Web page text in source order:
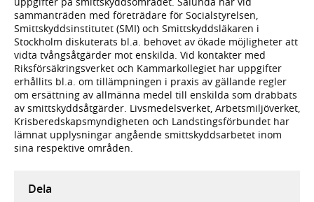
sammanträden med företrädare för Socialstyrelsen,
Smittskyddsinstitutet (SMI) och Smittskyddsläkaren i
Stockholm diskuterats bl.a. behovet av ökade möjligheter att
vidta tvångsåtgärder mot enskilda. Vid kontakter med
Riksförsäkringsverket och Kammarkollegiet har uppgifter
erhållits bl.a. om tillämpningen i praxis av gällande regler
om ersättning av allmänna medel till enskilda som drabbats
av smittskyddsåtgärder. Livsmedelsverket, Arbetsmiljöverket,
Krisberedskapsmyndigheten och Landstingsförbundet har
lämnat upplysningar angående smittskyddsarbetet inom
sina respektive områden.
Dela